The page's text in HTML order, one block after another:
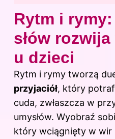
Rytm i
słów
u dzieci
Rytm i rymy tworzą
przyjaciół, który
cuda, zwłaszcza w
umysłów. Wyobraź
który wciągnięty w wir